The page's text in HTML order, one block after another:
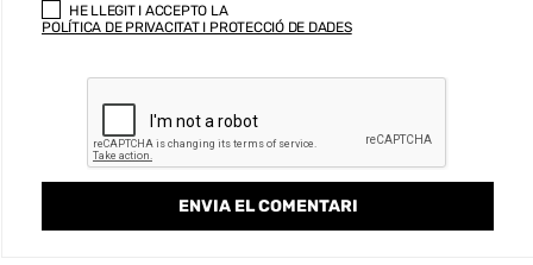
HE LLEGIT I ACCEPTO LA
POLÍTICA DE PRIVACITAT I PROTECCIÓ DE DADES